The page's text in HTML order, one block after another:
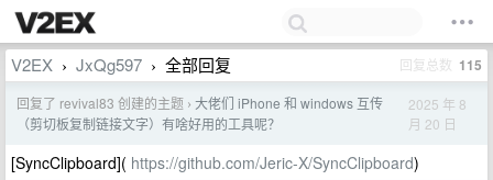
V2EX › JxQg597 › 全部回复 回复总数 115
回复了 revival83 创建的主题 › 大佬们 iPhone 和 windows 互传
（剪切板复制链接文字）有啥好用的工具呢？
2025 年 8
月 20 日
[SyncClipboard]( https://github.com/Jeric-X/SyncClipboard)